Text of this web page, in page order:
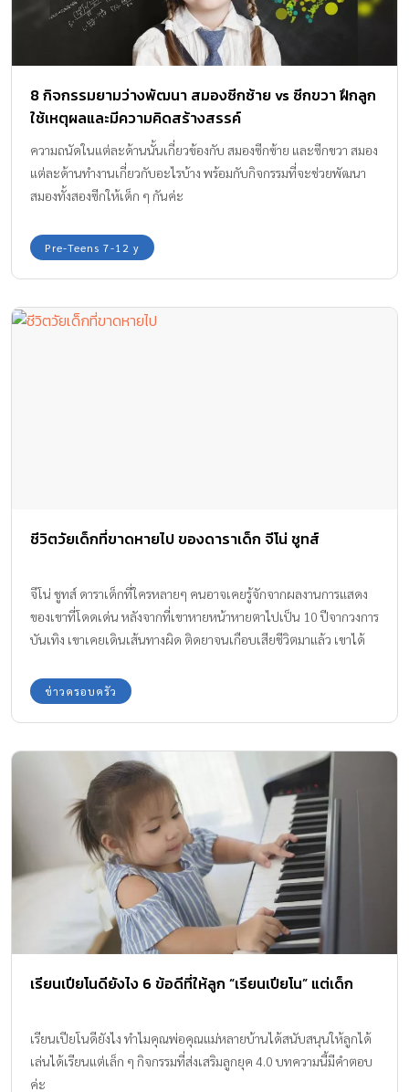
8 กิจกรรมยามว่างพัฒนา สมองซีกซ้าย vs ซีกขวา ฝึกลูก
ใช้เหตุผลและมีความคิดสร้างสรรค์
ความถนัดในแต่ละด้านนั้นเกี่ยวข้องกับ สมองซีกซ้าย และซีกขวา สมอง
แต่ละด้านทำงานเกี่ยวกับอะไรบ้าง พร้อมกับกิจกรรมที่จะช่วยพัฒนา
สมองทั้งสองซีกให้เด็ก ๆ กันค่ะ
Pre-Teens 7-12 y
ชีวิตวัยเด็กที่ขาดหายไป ของดาราเด็ก จีโน่ ชูทส์
จีโน่ ชูทส์ ดาราเด็กที่ใครหลายๆ คนอาจเคยรู้จักจากผลงานการแสดง
ของเขาที่โดดเด่น หลังจากที่เขาหายหน้าหายตาไปเป็น 10 ปีจากวงการ
บันเทิง เขาเคยเดินเส้นทางผิด ติดยาจนเกือบเสียชีวิตมาแล้ว เขาได้
อนาคตของเขาด้วย
ข่าวครอบครัว
เรียนเปียโนดียังไง 6 ข้อดีที่ให้ลูก “เรียนเปียโน” แต่เด็ก
เรียนเปียโนดียังไง ทำไมคุณพ่อคุณแม่หลายบ้านได้สนับสนุนให้ลูกได้
เล่นได้เรียนแต่เล็ก ๆ กิจกรรมที่ส่งเสริมลูกยุค 4.0 บทความนี้มีคำตอบ
ค่ะ